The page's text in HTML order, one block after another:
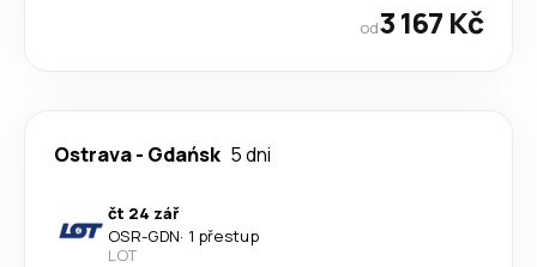
od3 167 Kč
Ostrava- Gdańsk 5 dni
čt 24 zář
OSR-GDN· 1 přestup
LOT